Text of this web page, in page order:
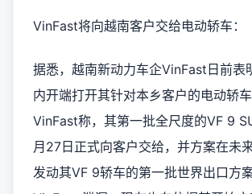
VinFast将向越南客户交给电动轿车：
据悉，越南新动力车企VinFast日前表
内开端打开其针对本乡客户的电动轿车
VinFast称，其第一批全尺度的VF 9
月27日正式向客户交给，并方案在未
发动其VF 9轿车的第一批世界出口方案